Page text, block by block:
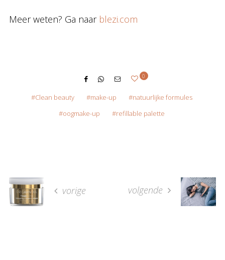
Meer weten? Ga naar blezi.com
0
Clean beauty make-up
natuurlijke formules
oogmake-up
refillable palette
vorige volgende